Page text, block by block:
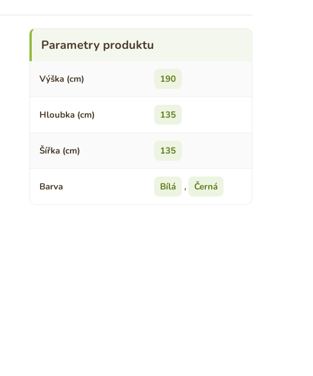
Výška (cm) 190
Hloubka (cm) 135
Šířka (cm) 135
Barva Bílá , Černá